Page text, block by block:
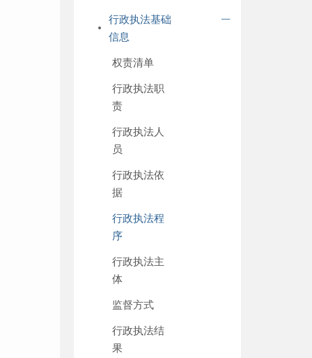
行政执法基础
信息
权责清单
行政执法职
责
行政执法人
员
行政执法依
据
行政执法程
序
行政执法主
体
监督方式
行政执法结
果